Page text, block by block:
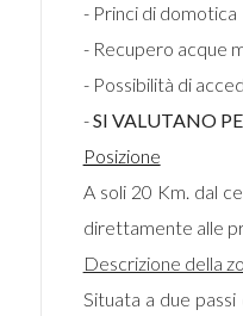
- Princi di domotica
- Recupero acque
- Possibilità di
-SI VALUTANO
Posizione
A soli 20 Km. dal
direttamente alle
Descrizione della
Situata a due